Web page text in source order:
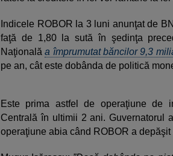
Indicele ROBOR la 3 luni anunţat de
faţă de 1,80 la sută în şedinţa
Naţionalăa împrumutat băncilor 9,3
pe an, cât este dobânda de politică
Este prima astfel de operaţiune de
Centrală în ultimii 2 ani. Guvernatorul
operaţiune abia când ROBOR a